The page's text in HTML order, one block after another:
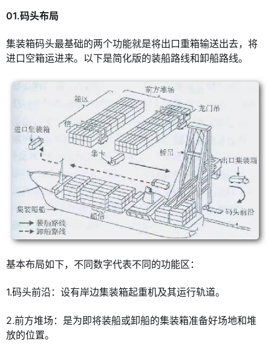
01.码头布局
集装箱码头最基础的两个功能就是将出口重箱输送出去，将
进口空箱运进来。以下是简化版的装船路线和卸船路线。
基本布局如下，不同数字代表不同的功能区：
1.码头前沿：设有岸边集装箱起重机及其运行轨道。
2.前方堆场：是为即将装船或卸船的集装箱准备好场地和堆
放的位置。